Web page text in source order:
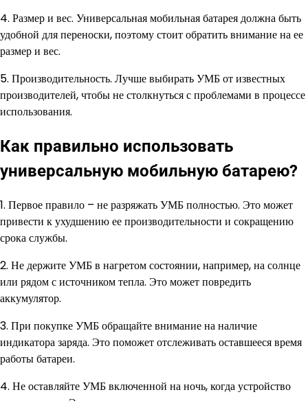
4. Размер и вес. Универсальная мобильная батарея должна быть
удобной для переноски, поэтому стоит обратить внимание на ее
размер и вес.
5. Производительность. Лучше выбирать УМБ от известных
производителей, чтобы не столкнуться с проблемами в процессе
использования.
Как правильно использовать
универсальную мобильную батарею?
1. Первое правило – не разряжать УМБ полностью. Это может
привести к ухудшению ее производительности и сокращению
срока службы.
2. Не держите УМБ в нагретом состоянии, например, на солнце
или рядом с источником тепла. Это может повредить
аккумулятор.
3. При покупке УМБ обращайте внимание на наличие
индикатора заряда. Это поможет отслеживать оставшееся время
работы батареи.
4. Не оставляйте УМБ включенной на ночь, когда устройство